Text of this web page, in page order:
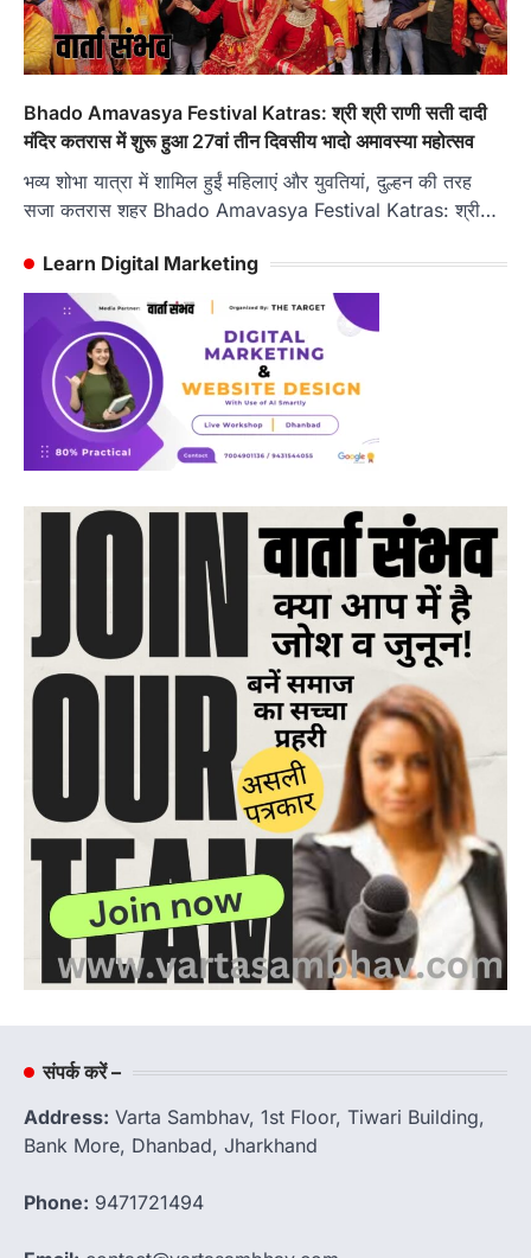
Bhado Amavasya Festival Katras: श्री श्री राणी सती दादी
मंदिर कतरास में शुरू हुआ 27वां तीन दिवसीय भादो अमावस्या महोत्सव
भव्य शोभा यात्रा में शामिल हुईं महिलाएं और युवतियां, दुल्हन की तरह
सजा कतरास शहर Bhado Amavasya Festival Katras: श्री…
Learn Digital Marketing
संपर्क करें –
Address: Varta Sambhav, 1st Floor, Tiwari Building,
Bank More, Dhanbad, Jharkhand
Phone: 9471721494